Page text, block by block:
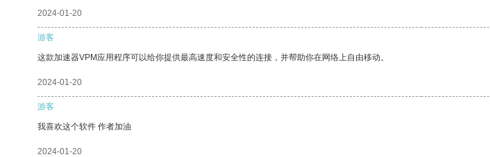
2024-01-20
游客
这款加速器VPM应用程序可以给你提供最高速度和安全性的连接，并帮助你在网络上自由移动。
2024-01-20
游客
我喜欢这个软件 作者加油
2024-01-20